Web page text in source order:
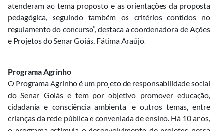
atenderam ao tema proposto e as orientações da proposta
pedagógica, seguindo também os critérios contidos no
regulamento do concurso”, destaca a coordenadora de Ações
e Projetos do Senar Goiás, Fátima Araújo.
Programa Agrinho
O Programa Agrinho é um projeto de responsabilidade social
do Senar Goiás e tem por objetivo promover educação,
cidadania e consciência ambiental e outros temas, entre
crianças da rede pública e conveniada de ensino. Há 10 anos,